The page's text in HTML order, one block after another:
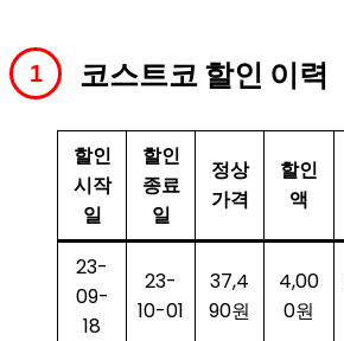
코스트코 할인 이력
할인
시작
일
할인
종료
일
정상
가격
할인
액
23-
09-
18
23-
10-01
37,4
90원
4,00
0원